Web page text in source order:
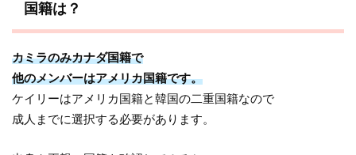
国籍は？
カミラのみカナダ国籍で
他のメンバーはアメリカ国籍です。
ケイリーはアメリカ国籍と韓国の二重国籍なので
成人までに選択する必要があります。